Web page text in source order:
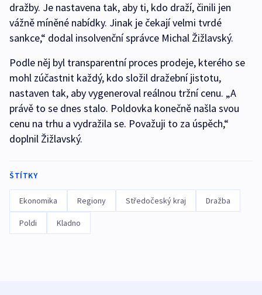
dražby. Je nastavena tak, aby ti, kdo draží, činili jen
vážně míněné nabídky. Jinak je čekají velmi tvrdé
sankce,“ dodal insolvenční správce Michal Žižlavský.
Podle něj byl transparentní proces prodeje, kterého se
mohl zúčastnit každý, kdo složil dražební jistotu,
nastaven tak, aby vygeneroval reálnou tržní cenu. „A
právě to se dnes stalo. Poldovka konečně našla svou
cenu na trhu a vydražila se. Považuji to za úspěch,“
doplnil Žižlavský.
ŠTÍTKY
Ekonomika Regiony Středočeský kraj Dražba
Poldi Kladno